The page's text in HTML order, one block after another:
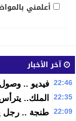
أعلمني
آخر الأخبار
22:46 فيديو ..
22:35 الملك..
22:09 طنجة .. رجل